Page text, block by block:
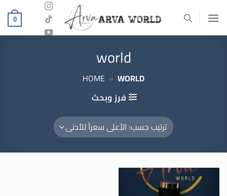
للمحتوى
0
world
HOME » WORLD
فرز وبحث